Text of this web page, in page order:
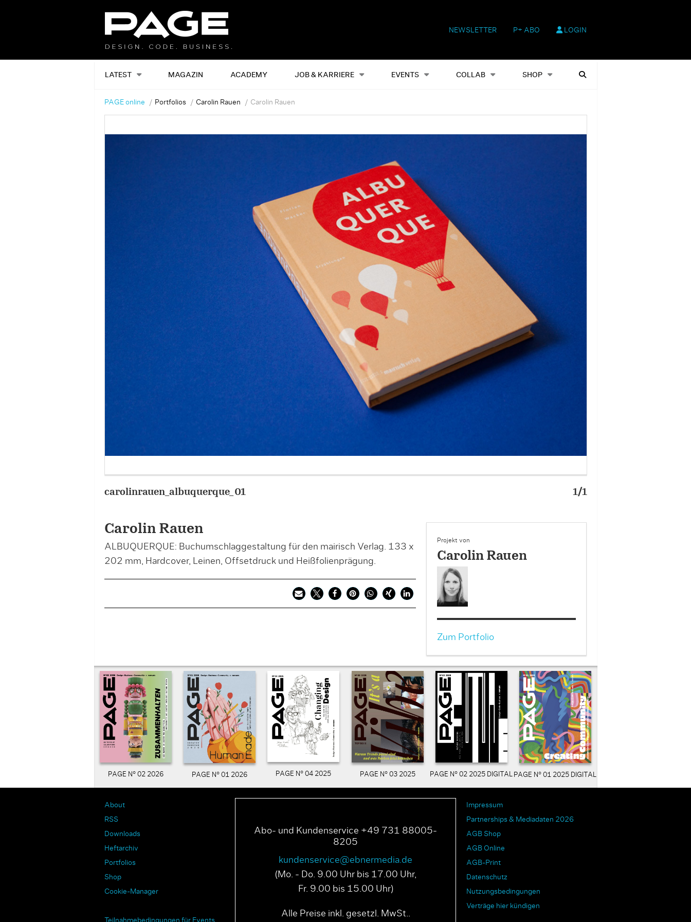
NEWSLETTER P+ ABO LOGIN
LATEST MAGAZIN ACADEMY JOB & KARRIERE EVENTS COLLAB SHOP
Alles Events Shop Heftausgaben Suchen
PAGE online Portfolios Carolin Rauen Carolin Rauen
carolinrauen_albuquerque_01 1/1
Carolin Rauen
ALBUQUERQUE: Buchumschlaggestaltung für den mairisch Verlag. 133 x
202 mm, Hardcover, Leinen, Offsetdruck und Heißfolienprägung.
Projekt von
Carolin Rauen
Zum Portfolio
PAGE N° 02 2026 PAGE N° 01 2026 PAGE N° 04 2025 PAGE N° 03 2025 PAGE N° 02 2025 DIGITAL PAGE N° 01 2025 DIGITAL
About
RSS
Downloads
Heftarchiv
Portfolios
Shop
Cookie-Manager
Teilnahmebedingungen für Events
Abo- und Kundenservice +49 731 88005-
8205
kundenservice@ebnermedia.de
(Mo. - Do. 9.00 Uhr bis 17.00 Uhr,
Fr. 9.00 bis 15.00 Uhr)
Alle Preise inkl. gesetzl. MwSt..
Impressum
Partnerships & Mediadaten 2026
AGB Shop
AGB Online
AGB-Print
Datenschutz
Nutzungsbedingungen
Verträge hier kündigen